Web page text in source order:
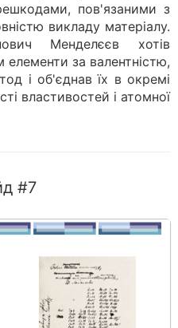
пов'язаними з
викладу матеріалу.
Менделєєв хотів
елементи за валентністю,
і об'єднав їх в окремі
властивостей і атомної
#7